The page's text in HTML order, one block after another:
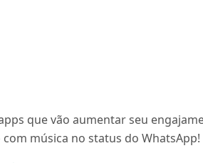
que vão aumentar seu
música no status do WhatsApp!